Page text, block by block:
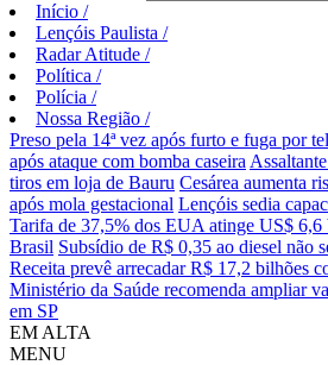
Início /
Lençóis Paulista /
Radar Atitude /
Política /
Polícia /
Nossa Região /
Preso pela 14ª vez após furto e fuga por
após ataque com bomba caseira
tiros em loja de Bauru Cesárea aumenta
após mola gestacional Lençóis sedia
Tarifa de 37,5% dos EUA atinge US$ 6,6
Brasil Subsídio de R$ 0,35 ao diesel não
Receita prevê arrecadar R$ 17,2 bilhões
Ministério da Saúde recomenda ampliar
em SP
EM ALTA
MENU